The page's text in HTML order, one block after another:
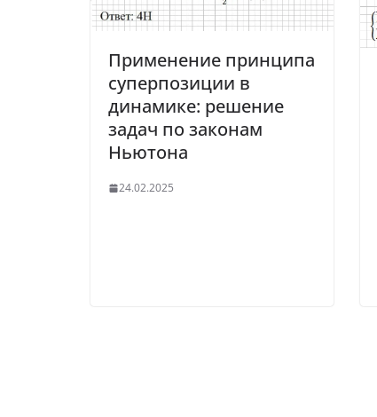
Применение принципа
суперпозиции в
динамике: решение
задач по законам
Ньютона
24.02.2025